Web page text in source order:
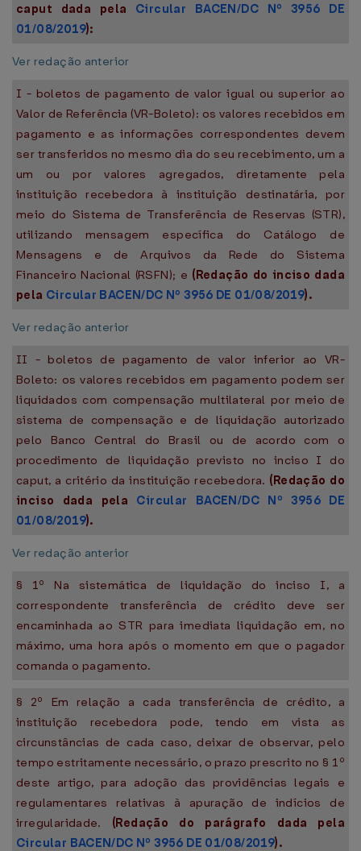
caput dada pela Circular BACEN/DC Nº 3956 DE
01/08/2019):
Ver redação anterior
I - boletos de pagamento de valor igual ou superior ao
Valor de Referência (VR-Boleto): os valores recebidos em
pagamento e as informações correspondentes devem
ser transferidos no mesmo dia do seu recebimento, um a
um ou por valores agregados, diretamente pela
instituição recebedora à instituição destinatária, por
meio do Sistema de Transferência de Reservas (STR),
utilizando mensagem específica do Catálogo de
Mensagens e de Arquivos da Rede do Sistema
Financeiro Nacional (RSFN); e (Redação do inciso dada
pela Circular BACEN/DC Nº 3956 DE 01/08/2019).
Ver redação anterior
II - boletos de pagamento de valor inferior ao VR-
Boleto: os valores recebidos em pagamento podem ser
liquidados com compensação multilateral por meio de
sistema de compensação e de liquidação autorizado
pelo Banco Central do Brasil ou de acordo com o
procedimento de liquidação previsto no inciso I do
caput, a critério da instituição recebedora. (Redação do
inciso dada pela Circular BACEN/DC Nº 3956 DE
01/08/2019).
Ver redação anterior
§ 1º Na sistemática de liquidação do inciso I, a
correspondente transferência de crédito deve ser
encaminhada ao STR para imediata liquidação em, no
máximo, uma hora após o momento em que o pagador
comanda o pagamento.
§ 2º Em relação a cada transferência de crédito, a
instituição recebedora pode, tendo em vista as
circunstâncias de cada caso, deixar de observar, pelo
tempo estritamente necessário, o prazo prescrito no § 1º
deste artigo, para adoção das providências legais e
regulamentares relativas à apuração de indícios de
irregularidade. (Redação do parágrafo dada pela
Circular BACEN/DC Nº 3956 DE 01/08/2019).